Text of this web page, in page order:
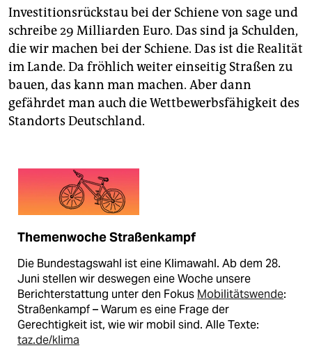
Investitionsrückstau bei der Schiene von sage und
schreibe 29 Milliarden Euro. Das sind ja Schulden,
die wir machen bei der Schiene. Das ist die Realität
im Lande. Da fröhlich weiter einseitig Straßen zu
bauen, das kann man machen. Aber dann
gefährdet man auch die Wettbewerbsfähigkeit des
Standorts Deutschland.
Themenwoche Straßenkampf
Die Bundestagswahl ist eine Klimawahl. Ab dem 28.
Juni stellen wir deswegen eine Woche unsere
Berichterstattung unter den Fokus Mobilitätswende:
Straßenkampf – Warum es eine Frage der
Gerechtigkeit ist, wie wir mobil sind. Alle Texte:
taz.de/klima